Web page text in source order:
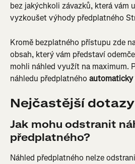
bez jakýchkoli závazků, která vám
vyzkoušet výhody předplatného
Kromě bezplatného přístupu zde
obsah, který vám představí
mohli náhled využít na maximum.
náhledu předplatného
Nejčastější dotazy
Jak mohu odstranit
předplatného?
Náhled předplatného nelze